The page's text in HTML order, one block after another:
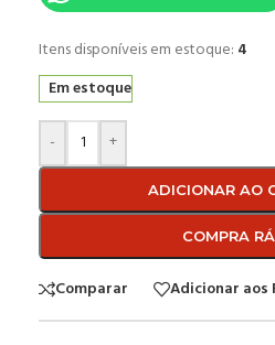
Itens disponíveis em estoque: 4
Em estoque
- +
ADICIONAR AO
COMPRA
Comparar Adicionar aos